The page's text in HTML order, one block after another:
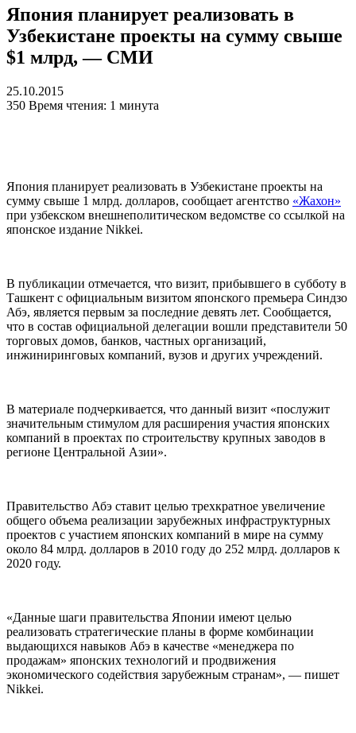
Япония планирует реализовать в
Узбекистане проекты на сумму свыше
$1 млрд, — СМИ
25.10.2015
350 Время чтения: 1 минута
Япония планирует реализовать в Узбекистане проекты на
сумму свыше 1 млрд. долларов, сообщает агентство «Жахон»
при узбекском внешнеполитическом ведомстве со ссылкой на
японское издание Nikkei.
В публикации отмечается, что визит, прибывшего в субботу в
Ташкент с официальным визитом японского премьера Синдзо
Абэ, является первым за последние девять лет. Сообщается,
что в состав официальной делегации вошли представители 50
торговых домов, банков, частных организаций,
инжиниринговых компаний, вузов и других учреждений.
В материале подчеркивается, что данный визит «послужит
значительным стимулом для расширения участия японских
компаний в проектах по строительству крупных заводов в
регионе Центральной Азии».
Правительство Абэ ставит целью трехкратное увеличение
общего объема реализации зарубежных инфраструктурных
проектов с участием японских компаний в мире на сумму
около 84 млрд. долларов в 2010 году до 252 млрд. долларов к
2020 году.
«Данные шаги правительства Японии имеют целью
реализовать стратегические планы в форме комбинации
выдающихся навыков Абэ в качестве «менеджера по
продажам» японских технологий и продвижения
экономического содействия зарубежным странам», — пишет
Nikkei.